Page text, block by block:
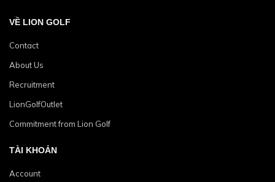
VỀ LION GOLF
Contact
About Us
Recruitment
LionGolfOutlet
Commitment from Lion Golf
TÀI KHOẢN
Account